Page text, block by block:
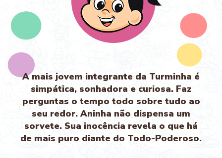
A mais jovem integrante da Turminha é
simpática, sonhadora e curiosa. Faz
perguntas o tempo todo sobre tudo ao
seu redor. Aninha não dispensa um
sorvete. Sua inocência revela o que há
de mais puro diante do Todo-Poderoso.